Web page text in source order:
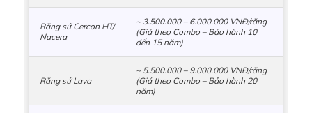
Răng sứ Cercon HT/
Nacera
~ 3.500.000 – 6.000.000 VNĐ/răng
(Giá theo Combo – Bảo hành 10
đến 15 năm)
Răng sứ Lava
~ 5.500.000 – 9.000.000 VNĐ/răng
(Giá theo Combo – Bảo hành 20
năm)